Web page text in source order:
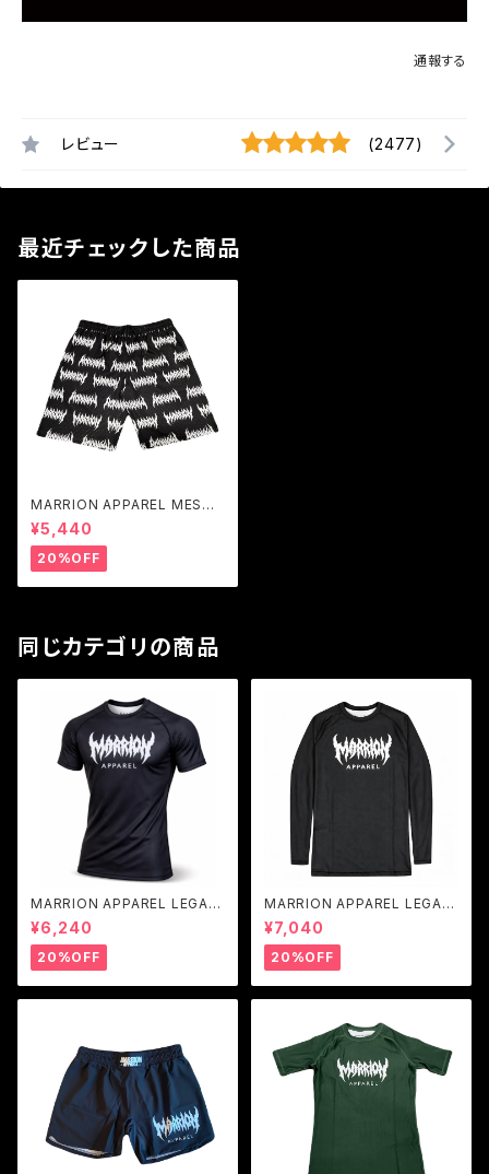
通報する
レビュー (2477)
最近チェックした商品
MARRION APPAREL MESH
SHORTS (Darake)
¥5,440
20%OFF
同じカテゴリの商品
MARRION APPAREL LEGAC
Y LOGO RASH GUARD (Bla
ck×White)
¥6,240
20%OFF
MARRION APPAREL LEGAC
Y LOGO LONG RASH GUAR
D (Black×White)
¥7,040
20%OFF